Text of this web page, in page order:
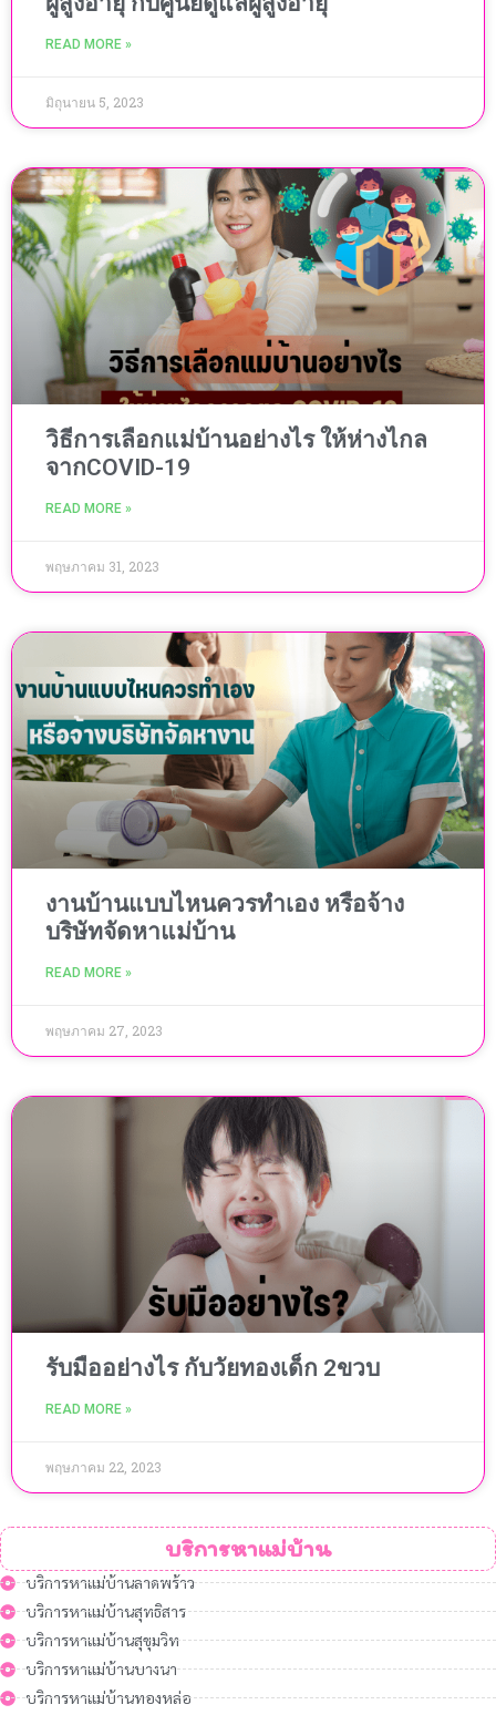
READ MORE »
มิถุนายน 5, 2023
วิธีการเลือกแม่บ้านอย่างไร ให้ห่างไกล
จากCOVID-19
READ MORE »
พฤษภาคม 31, 2023
งานบ้านแบบไหนควรทำเอง หรือจ้าง
บริษัทจัดหาแม่บ้าน
READ MORE »
พฤษภาคม 27, 2023
รับมืออย่างไร กับวัยทองเด็ก 2ขวบ
READ MORE »
พฤษภาคม 22, 2023
บริการหาแม่บ้าน
บริการหาแม่บ้านลาดพร้าว
บริการหาแม่บ้านสุทธิสาร
บริการหาแม่บ้านสุขุมวิท
บริการหาแม่บ้านบางนา
บริการหาแม่บ้านทองหล่อ